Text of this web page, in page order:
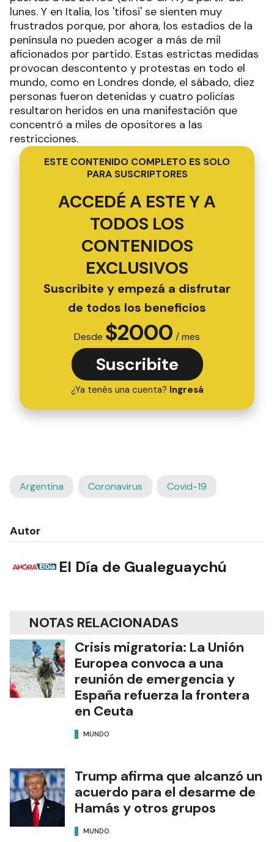
lunes. Y en Italia, los 'tifosi' se sienten muy
frustrados porque, por ahora, los estadios de la
península no pueden acoger a más de mil
aficionados por partido. Estas estrictas medidas
provocan descontento y protestas en todo el
mundo, como en Londres donde, el sábado, diez
personas fueron detenidas y cuatro policías
resultaron heridos en una manifestación que
concentró a miles de opositores a las
restricciones.
ESTE CONTENIDO COMPLETO ES SOLO
PARA SUSCRIPTORES
ACCEDÉ A ESTE Y A
TODOS LOS
CONTENIDOS
EXCLUSIVOS
Suscribite y empezá a disfrutar
de todos los beneficios
Desde $2000 / mes
Suscribite
¿Ya tenés una cuenta? Ingresá
Argentina Coronavirus Covid-19
Autor
El Día de Gualeguaychú
NOTAS RELACIONADAS
Crisis migratoria: La Unión
Europea convoca a una
reunión de emergencia y
España refuerza la frontera
en Ceuta
MUNDO
Trump afirma que alcanzó un
acuerdo para el desarme de
Hamás y otros grupos
MUNDO